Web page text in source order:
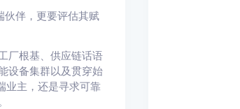
伙伴，更要评估其赋
厂根基、供应链话语
设备集群以及贯穿始
业主，还是寻求可靠